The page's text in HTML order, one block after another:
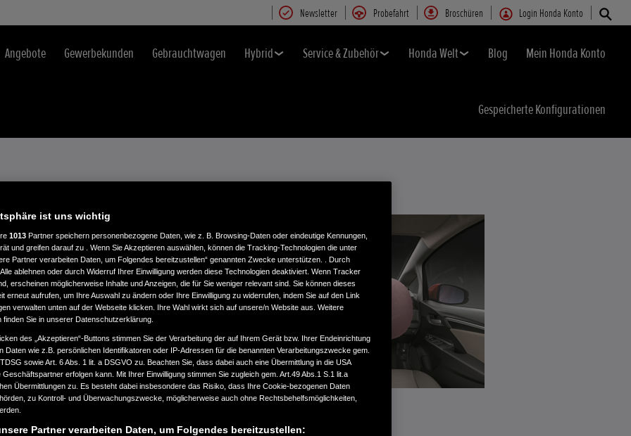
Newsletter Probefahrt Broschüren Login Honda Konto
Angebote Gewerbekunden Gebrauchtwagen Hybrid Service & Zubehör Honda Welt Blog Mein Honda Konto
Gespeicherte Konfigurationen
RECALL
affects a number of
poses a very high safety
information and to check if
ist uns wichtig
1013 Partner speichern personenbezogene Daten, wie z. B. Browsing-Daten oder eindeutige Kennungen,
und greifen darauf zu . Wenn Sie Akzeptieren auswählen, können die Tracking-Technologien die unter
Partner verarbeiten Daten, um Folgendes bereitzustellen“ genannten Zwecke unterstützen. . Durch
ablehnen oder durch Widerruf Ihrer Einwilligung werden diese Technologien deaktiviert. Wenn Tracker
erscheinen möglicherweise Inhalte und Anzeigen, die für Sie weniger relevant sind. Sie können dieses
erneut aufrufen, um Ihre Auswahl zu ändern oder Ihre Einwilligung zu widerrufen, indem Sie auf den Link
verwalten unten auf der Webseite klicken. Ihre Wahl wirkt sich auf unsere/n Website aus. Weitere
finden Sie in unserer Datenschutzerklärung.
des „Akzeptieren“-Buttons stimmen Sie der Verarbeitung der auf Ihrem Gerät bzw. Ihrer Endeinrichtung
Daten wie z.B. persönlichen Identifikatoren oder IP-Adressen für die benannten Verarbeitungszwecke gem.
sowie Art. 6 Abs. 1 lit. a DSGVO zu. Beachten Sie, dass dabei auch eine Übermittlung in die USA
erfolgen kann. Mit Ihrer Einwilligung stimmen Sie zugleich gem. Art.49 Abs.1 S.1 lit.a
Übermittlungen zu. Es besteht dabei insbesondere das Risiko, dass Ihre Cookie-bezogenen Daten
zu Kontroll- und Überwachungszwecke, möglicherweise auch ohne Rechtsbehelfsmöglichkeiten,
Partner verarbeiten Daten, um Folgendes bereitzustellen: